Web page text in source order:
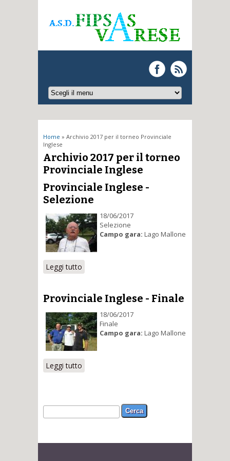
Tu sei qui
Home » Archivio 2017 per il torneo Provinciale
Inglese
Archivio 2017 per il torneo
Provinciale Inglese
Provinciale Inglese -
Selezione
18/06/2017
Selezione
Campo gara: Lago Mallone
Leggi tutto
Provinciale Inglese - Finale
18/06/2017
Finale
Campo gara: Lago Mallone
Leggi tutto
Form di ricerca
Cerca